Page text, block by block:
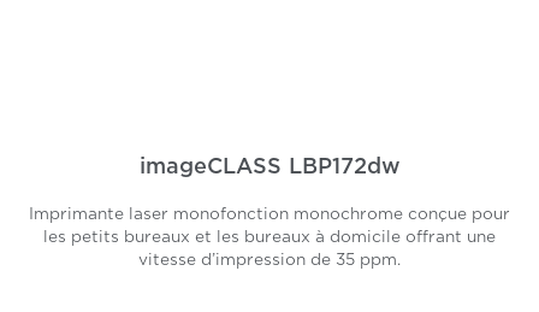
imageCLASS LBP172dw
Imprimante laser monofonction monochrome conçue pour
les petits bureaux et les bureaux à domicile offrant une
vitesse d’impression de 35 ppm.